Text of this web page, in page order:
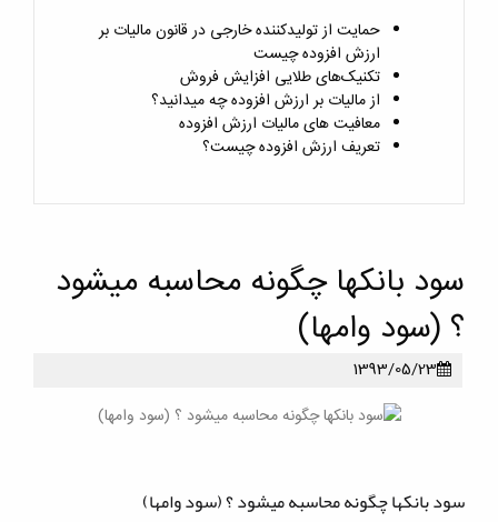
حمایت از تولیدکننده خارجی در قانون مالیات بر
ارزش افزوده چیست
تکنیک‌های طلایی افزایش فروش
از مالیات بر ارزش افزوده چه میدانید؟
معافیت های مالیات ارزش افزوده
تعریف ارزش افزوده چیست؟
سود بانکها چگونه محاسبه میشود
؟ (سود وامها)
1393/05/23
سود بانکها چگونه محاسبه میشود ؟ (سود وامها)